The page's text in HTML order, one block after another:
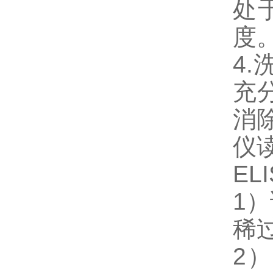
处
度
4.
充
消
仪
1
稀
2